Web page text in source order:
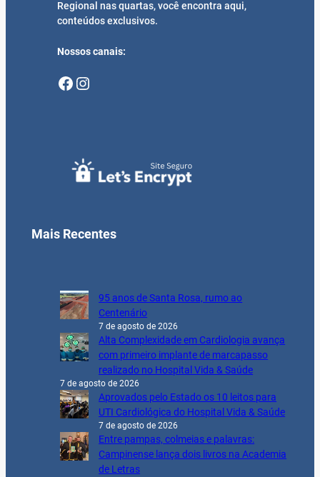
Regional nas quartas, você encontra aqui,
conteúdos exclusivos.
Nossos canais:
Facebook Instagram
Mais Recentes
95 anos de Santa Rosa, rumo ao
Centenário
7 de agosto de 2026
Alta Complexidade em Cardiologia avança
com primeiro implante de marcapasso
realizado no Hospital Vida & Saúde
7 de agosto de 2026
Aprovados pelo Estado os 10 leitos para
UTI Cardiológica do Hospital Vida & Saúde
7 de agosto de 2026
Entre pampas, colmeias e palavras:
Campinense lança dois livros na Academia
de Letras